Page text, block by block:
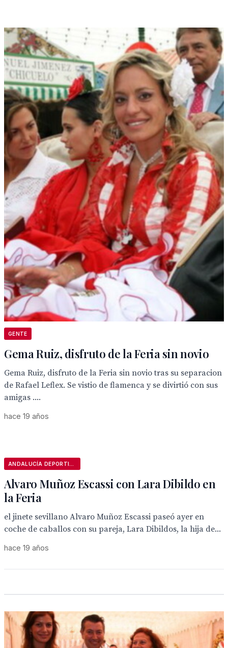
GENTE
Gema Ruiz, disfruto de la Feria sin novio
Gema Ruiz, disfruto de la Feria sin novio tras su separacion
de Rafael Leflex. Se vistio de flamenca y se divirtió con sus
amigas ....
hace 19 años
Alvaro Muñoz Escassi con Lara Dibildo en
la Feria
el jinete sevillano Alvaro Muñoz Escassi paseó ayer en
coche de caballos con su pareja, Lara Dibildos, la hija de...
hace 19 años